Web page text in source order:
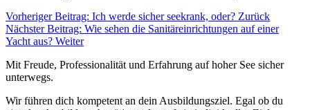
Vorheriger Beitrag: Ich werde sicher seekrank, oder? Zurück
Nächster Beitrag: Wie sehen die Sanitäreinrichtungen auf einer
Yacht aus? Weiter
Mit Freude, Professionalität und Erfahrung auf hoher See sicher
unterwegs.
Wir führen dich kompetent an dein Ausbildungsziel. Egal ob du